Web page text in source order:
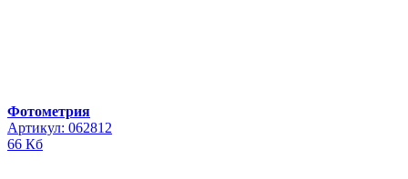
Фотометрия
Артикул: 062812
66 Кб